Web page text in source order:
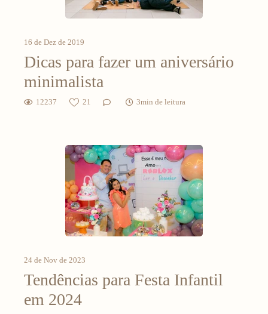
16 de Dez de 2019
Dicas para fazer um aniversário
minimalista
12237 21 3min de leitura
24 de Nov de 2023
Tendências para Festa Infantil
em 2024